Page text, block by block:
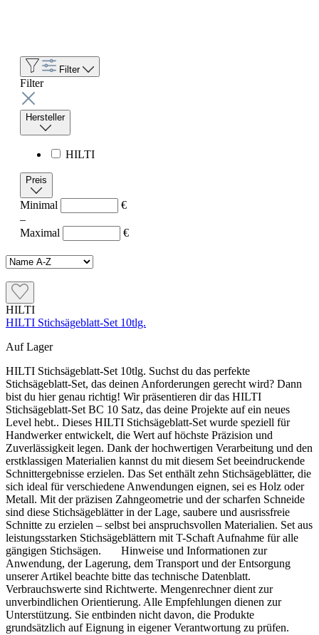
Filter
Filter
Hersteller
HILTI
Preis
Minimal
€
–
Maximal
€
HILTI
HILTI Stichsägeblatt-Set 10tlg.
Auf Lager
HILTI Stichsägeblatt-Set 10tlg. Suchst du das perfekte
Stichsägeblatt-Set, das deinen Anforderungen gerecht wird? Dann
bist du hier genau richtig! Wir präsentieren dir das HILTI
Stichsägeblatt-Set BC 10 Satz, das deine Projekte auf ein neues
Level hebt.. Dieses HILTI Stichsägeblatt-Set wurde speziell für
Handwerker entwickelt, die Wert auf höchste Präzision und
Zuverlässigkeit legen. Dank der hochwertigen Verarbeitung und den
erstklassigen Materialien kannst du mit diesem Set beeindruckende
Schnittergebnisse erzielen. Das Set enthält zehn Stichsägeblätter, die
sich ideal für verschiedene Anwendungen eignen, sei es Holz oder
Metall. Mit der präzisen Zahngeometrie und der scharfen Schneide
sind diese Stichsägeblätter in der Lage, saubere und ausrissfreie
Schnitte zu erzielen – selbst bei anspruchsvollen Materialien. Set aus
leistungsstarken Stichsägeblättern mit T-Schaft Aufnahme für alle
gängigen Stichsägen. Hinweise und Informationen zur
Anwendung, der Lagerung, dem Transport und der Entsorgung
unserer Artikel beachte bitte das technische Datenblatt.
Verbrauchswerte sind Richtwerte. Mengenrechner dient zur
unverbindlichen Orientierung. Alle Empfehlungen dienen zur
Unterstützung. Sie entbinden nicht davon, die Produkte
grundsätzlich auf Eignung in eigener Verantwortung zu prüfen.